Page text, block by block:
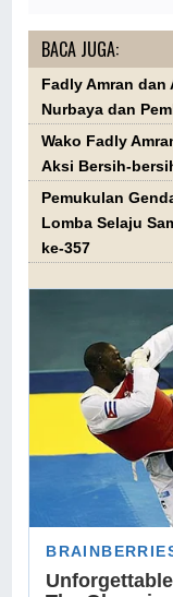
BACA JUGA:
Fadly Amran
Nurbaya dan
Wako Fadly
Aksi Bersih-
Pemukulan
Lomba Selaju
ke-357